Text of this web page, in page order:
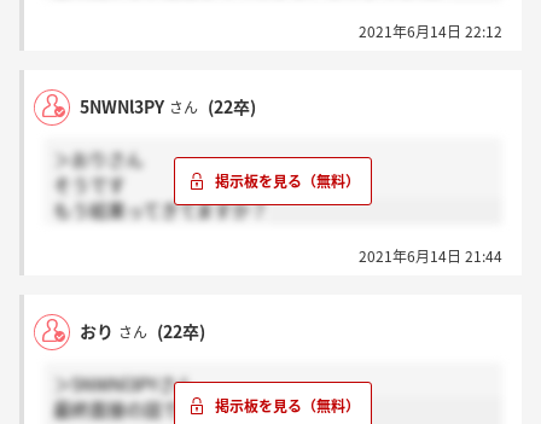
2021年6月14日 22:12
5NWNl3PY さん (22卒)
＞おりさん
そうです
もう結果ってきてますか？
2021年6月14日 21:44
おり さん (22卒)
＞5NWNl3PYさん
最終面接の話ですか？